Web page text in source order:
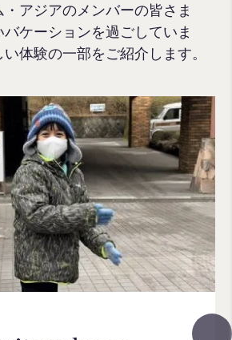
アジアのメンバーの皆さま
ケーションを過ごしていま
体験の一部をご紹介します。